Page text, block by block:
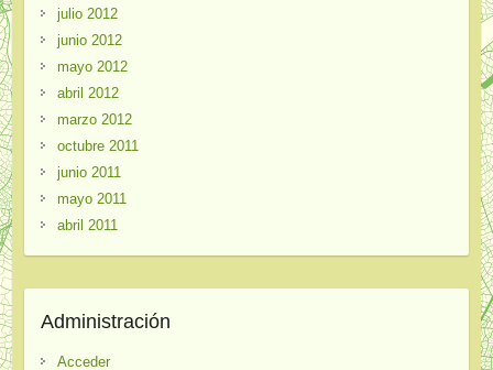
julio 2012
junio 2012
mayo 2012
abril 2012
marzo 2012
octubre 2011
junio 2011
mayo 2011
abril 2011
Administración
Acceder